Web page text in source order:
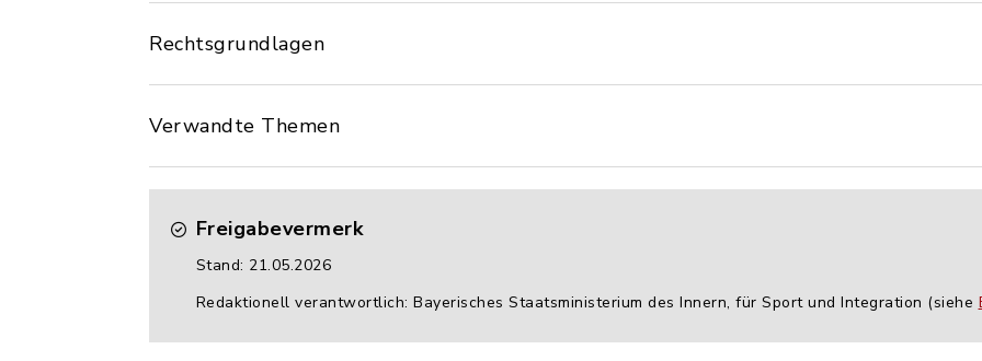
Rechtsgrundlagen
Verwandte Themen
Freigabevermerk
Stand: 21.05.2026
Redaktionell verantwortlich: Bayerisches Staatsministerium des Innern, für Sport und Integration (siehe